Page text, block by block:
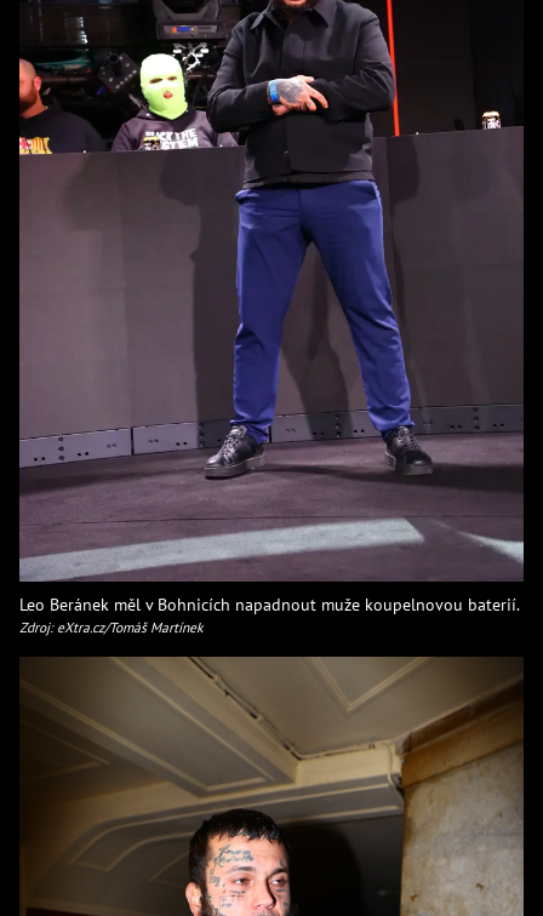
Leo Beránek měl v Bohnicích napadnout muže koupelnovou baterií.
Zdroj: eXtra.cz/Tomáš Martínek